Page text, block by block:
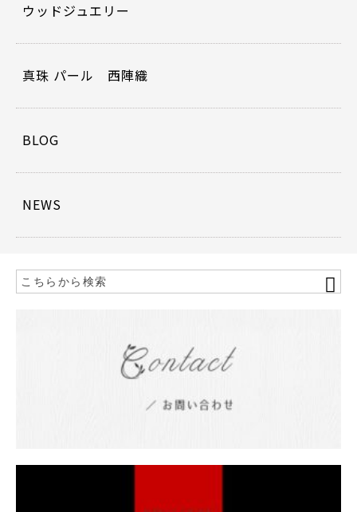
ウッドジュエリー
真珠 パール 西陣織
BLOG
NEWS